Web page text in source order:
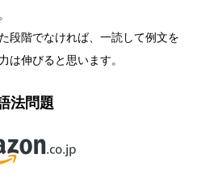
段階でなければ、一読して例文を
は伸びると思います。
法問題